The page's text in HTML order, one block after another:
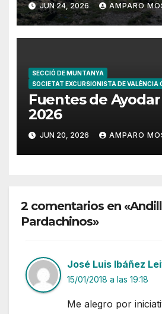
JUN 24, 2026 AMPARO
SECCIÓ DE MUNTANYA
SOCIETAT EXCURSIONISTA DE VALÈNCIA
Fuentes de
2026
JUN 20, 2026 AMPARO
2 comentarios en
Pardachinos»
José Luis Ibáñez
15/01/2018 a las 19:18
Me alegro por